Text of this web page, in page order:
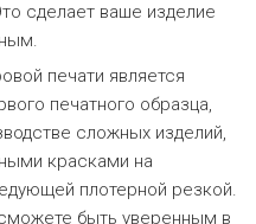
сделает ваше изделие
печати является
печатного образца,
сложных изделий,
красками на
плотерной резкой.
быть уверенным в